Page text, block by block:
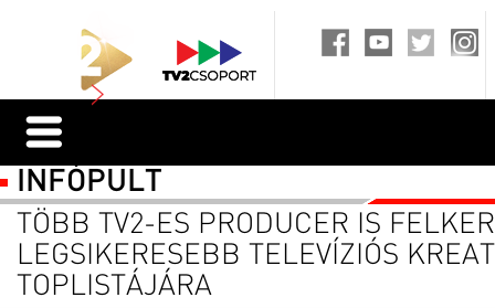
INFÓPULT
TÖBB TV2-ES PRODUCER IS
LEGSIKERESEBB TELEVÍZIÓS
TOPLISTÁJÁRA